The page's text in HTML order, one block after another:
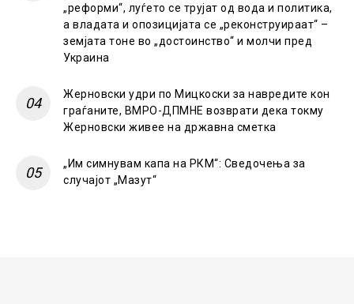
„реформи“, луѓето се трујат од вода и политика,
а владата и опозицијата се „реконструираат“ –
земјата тоне во „достоинство“ и молчи пред
Украина
Жерновски удри по Мицкоски за навредите кон
граѓаните, ВМРО-ДПМНЕ возврати дека токму
Жерновски живее на државна сметка
„Им симнувам капа на РКМ“: Сведочења за
случајот „Мазут“